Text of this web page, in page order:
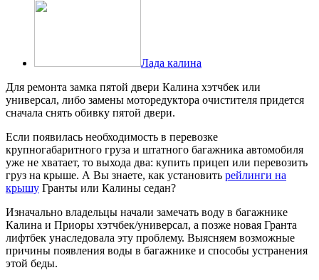
Лада калина
Для ремонта замка пятой двери Калина хэтчбек или
универсал, либо замены моторедуктора очистителя придется
сначала снять обивку пятой двери.
Если появилась необходимость в перевозке
крупногабаритного груза и штатного багажника автомобиля
уже не хватает, то выхода два: купить прицеп или перевозить
груз на крыше. А Вы знаете, как установить рейлинги на
крышу Гранты или Калины седан?
Изначально владельцы начали замечать воду в багажнике
Калина и Приоры хэтчбек/универсал, а позже новая Гранта
лифтбек унаследовала эту проблему. Выясняем возможные
причины появления воды в багажнике и способы устранения
этой беды.